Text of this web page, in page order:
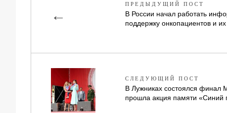
←
ПРЕДЫДУЩИЙ ПОСТ
В России начал работать
поддержку онкопациентов и их
СЛЕДУЮЩИЙ ПОСТ
В Лужниках состоялся финал
прошла акция памяти «Синий